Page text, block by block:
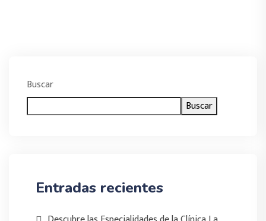
Buscar
Buscar
Entradas recientes